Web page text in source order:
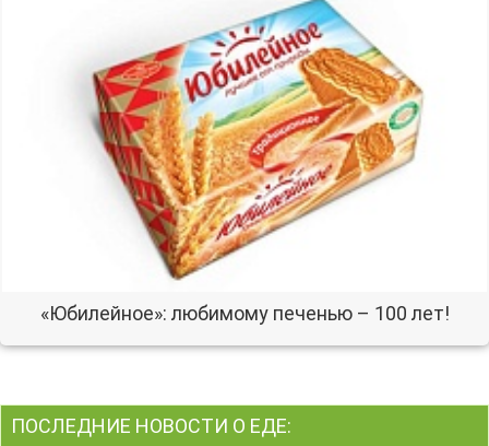
«Юбилейное»: любимому печенью – 100 лет!
ПОСЛЕДНИЕ НОВОСТИ О ЕДЕ: